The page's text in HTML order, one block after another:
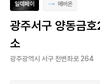
일렉페이 에버온
광주서구 양동금
소
광주광역시 서구 천변좌로 264